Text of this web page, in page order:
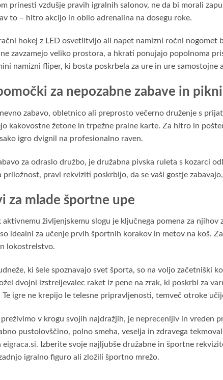
prinesti vzdušje pravih igralnih salonov, ne da bi morali
to – hitro akcijo in obilo adrenalina na dosegu roke.
hokej z LED osvetlitvijo ali napet namizni ročni nogomet
zavzamejo veliko prostora, a hkrati ponujajo popolnoma
namizni fliper, ki bosta poskrbela za ure in ure samostojne
za nepozabne zabave in
zabavo, obletnico ali preprosto večerno druženje s
kakovostne žetone in trpežne pralne karte. Za hitro in
igro dvignil na profesionalno raven.
za odraslo družbo, je družabna pivska ruleta s kozarci
priložnost, pravi rekviziti poskrbijo, da se vaši gostje
za mlade športne upe
življenjskemu slogu je ključnega pomena za
idealni za učenje prvih športnih korakov in metov na koš.
lokostrelstvo.
ki šele spoznavajo svet športa, so na voljo začetniški
dvojni izstreljevalec raket iz pene na zrak, ki poskrbi za
Te igre ne krepijo le telesne pripravljenosti, temveč otroke
v krogu svojih najdražjih, je neprecenljiv in vreden
pustolovščino, polno smeha, veselja in zdravega
eigraca.si. Izberite svoje najljubše družabne in športne
igralno figuro ali zložili športno mrežo.